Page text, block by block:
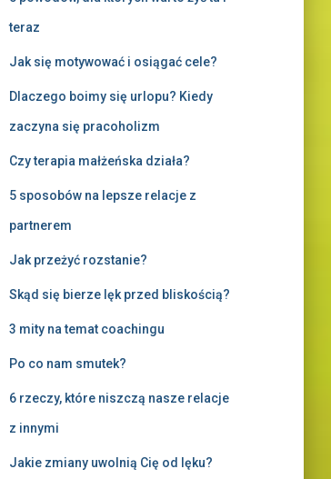
teraz
Jak się motywować i osiągać cele?
Dlaczego boimy się urlopu? Kiedy
zaczyna się pracoholizm
Czy terapia małżeńska działa?
5 sposobów na lepsze relacje z
partnerem
Jak przeżyć rozstanie?
Skąd się bierze lęk przed bliskością?
3 mity na temat coachingu
Po co nam smutek?
6 rzeczy, które niszczą nasze relacje
z innymi
Jakie zmiany uwolnią Cię od lęku?